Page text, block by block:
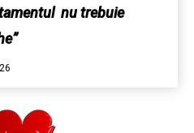
nu trebuie